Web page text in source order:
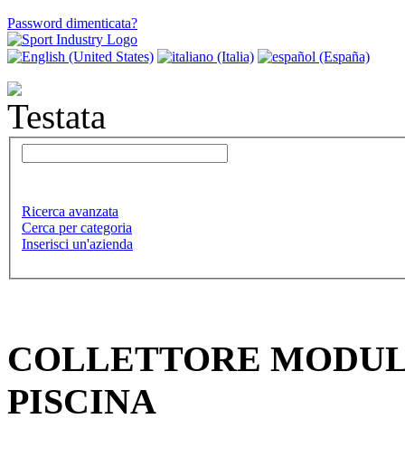
Password dimenticata?
Ricerca avanzata
Cerca per categoria
Inserisci un'azienda
COLLETTORE
PISCINA